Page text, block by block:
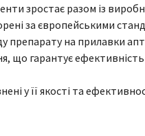
зростає разом із
за європейськими
препарату на прилавки
що гарантує ефективність
у її якості та